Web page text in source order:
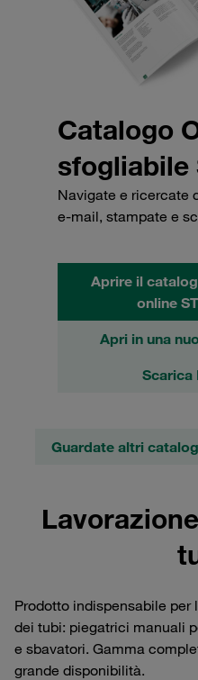
Catalogo
sfogliabile
Navigate e ricercate
e-mail, stampate e
Aprire il
online
Apri in una
Scarica
Guardate altri
Prodotto indispensabile per
dei tubi: piegatrici manuali
e sbavatori. Gamma
grande disponibilità.